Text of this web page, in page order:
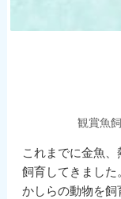
観賞魚
これまでに金魚
飼育してきまし
かしらの動物を